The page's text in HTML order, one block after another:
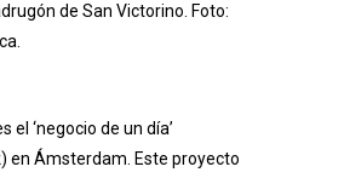
de San Victorino. Foto:
el ‘negocio de un día’
en Ámsterdam. Este proyecto